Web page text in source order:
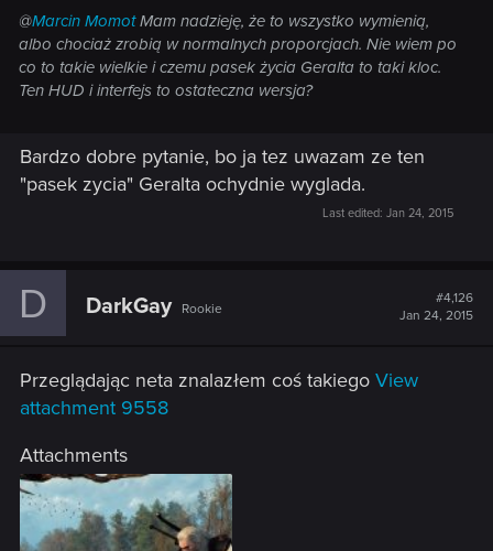
@Marcin MomotMam nadzieję, że to wszystko wymienią,
albo chociaż zrobią w normalnych proporcjach. Nie wiem po
co to takie wielkie i czemu pasek życia Geralta to taki kloc.
Ten HUD i interfejs to ostateczna wersja?
Bardzo dobre pytanie, bo ja tez uwazam ze ten
"pasek zycia" Geralta ochydnie wyglada.
Last edited: Jan 24, 2015
D DarkGay Rookie
#4,126
Jan 24, 2015
Przeglądając neta znalazłem coś takiego View
attachment 9558
Attachments